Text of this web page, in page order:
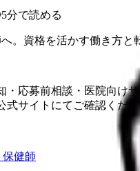
5分で読める
・応募前相談・医院向け
サイトにてご確認くださ
保健師